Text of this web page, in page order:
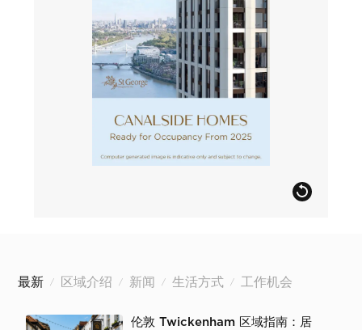
最新 / 区域介绍 / 新闻 / 生活方式 / 工作机会
伦敦 Twickenham 区域指南：居